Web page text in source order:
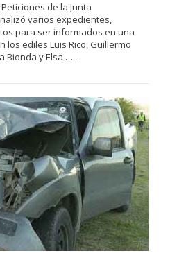
de la Junta
varios expedientes,
para ser informados en una
los ediles Luis Rico, Guillermo
Bionda y Elsa …..